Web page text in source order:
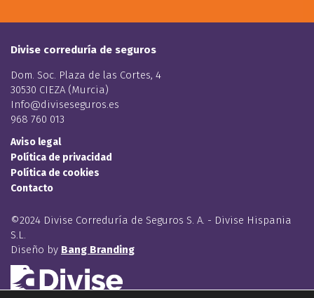
Divise correduría de seguros
Dom. Soc. Plaza de las Cortes, 4
30530 CIEZA (Murcia)
Info@diviseseguros.es
968 760 013
Aviso legal
Política de privacidad
Política de cookies
Contacto
©2024 Divise Correduría de Seguros S. A. - Divise Hispania
S.L.
Diseño by Bang Branding